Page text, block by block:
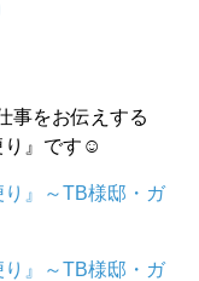
事をお伝えする
り』です☺︎
り』～TB様邸・ガ
り』～TB様邸・ガ